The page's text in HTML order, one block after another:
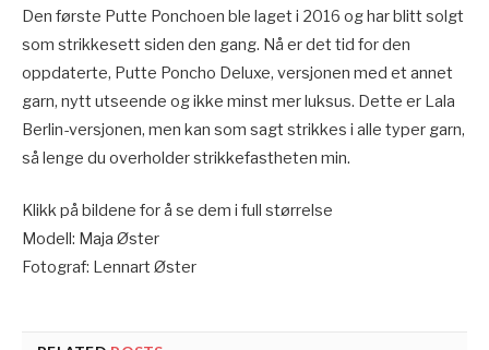
Den første Putte Ponchoen ble laget i 2016 og har blitt solgt
som strikkesett siden den gang. Nå er det tid for den
oppdaterte, Putte Poncho Deluxe, versjonen med et annet
garn, nytt utseende og ikke minst mer luksus. Dette er Lala
Berlin-versjonen, men kan som sagt strikkes i alle typer garn,
så lenge du overholder strikkefastheten min.
Klikk på bildene for å se dem i full størrelse
Modell: Maja Øster
Fotograf: Lennart Øster